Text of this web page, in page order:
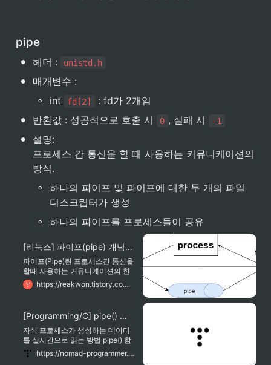
pipe
• 헤더 : unistd.h
• 매개변수 :
◦ int fd[2] : fd가 2개임
• 반환값 : 성공적으로 호출 시 0 , 실패 시 -1
•
설명:
프로세스 간 통신을 할 때 사용하는 커뮤니케이션의
방식.
◦
하나의 파이프 및 파이프에 대한 두 개의 파일
디스크립터가 생성
◦ 하나의 파이프를 프로세스들이 공유
[리눅스] 파이프(pipe) 개념과 예제
파이프(Pipe)란 프로세스간 통신을
할때 사용하는 커뮤니케이션의 한
방법입니다. 가장 오래된 UNIX 시
스템의 IPC로 모든 유닉스 시스템
의 한계점이 있습니다. 첫번째 한계
점으로 파이프는 기본적으로 반이
중 방식입니다. 물론 전이중 방식을
지원하는 시스템이 있긴 하나, 최대
의 이식성을 위해서는 파이프는 반
이중 방식이라는 생각을 해야합니
https://reakwon.tistory.com/80
[Programming/C] pipe() 함수
자식 프로세스가 생성하는 데이터
를 실시간으로 읽는 방법 pipe() 함
수는 데이터 스트림 두 개를 연다.
자식 프로세스가 부모 프로세스에
https://nomad-programmer.tistory.com/110